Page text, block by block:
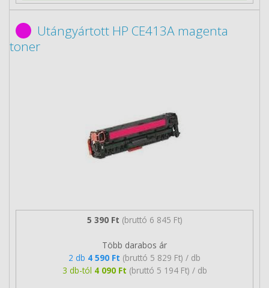
Utángyártott HP CE413A magenta
toner
5 390 Ft (bruttó 6 845 Ft)
Több darabos ár
2 db 4 590 Ft (bruttó 5 829 Ft) / db
3 db-tól 4 090 Ft (bruttó 5 194 Ft) / db